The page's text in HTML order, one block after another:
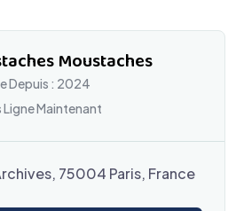
Moustaches
Depuis : 2024
Ligne Maintenant
75004 Paris, France